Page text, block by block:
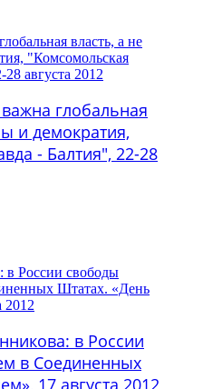
глобальная
и демократия,
- Балтия", 22-28
в России
в Соединенных
17 августа 2012